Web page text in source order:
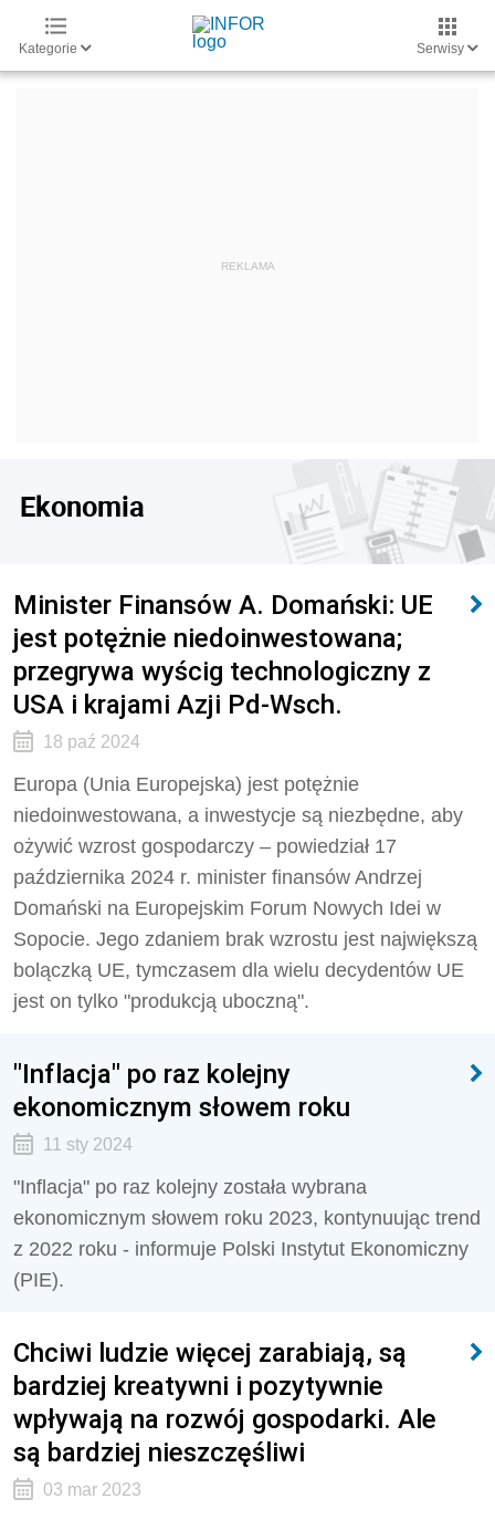
Kategorie Serwisy
Ekonomia
Minister Finansów A. Domański: UE
jest potężnie niedoinwestowana;
przegrywa wyścig technologiczny z
USA i krajami Azji Pd-Wsch.
18 paź 2024
Europa (Unia Europejska) jest potężnie
niedoinwestowana, a inwestycje są niezbędne, aby
ożywić wzrost gospodarczy – powiedział 17
października 2024 r. minister finansów Andrzej
Domański na Europejskim Forum Nowych Idei w
Sopocie. Jego zdaniem brak wzrostu jest największą
bolączką UE, tymczasem dla wielu decydentów UE
jest on tylko "produkcją uboczną".
"Inflacja" po raz kolejny
ekonomicznym słowem roku
11 sty 2024
"Inflacja" po raz kolejny została wybrana
ekonomicznym słowem roku 2023, kontynuując trend
z 2022 roku - informuje Polski Instytut Ekonomiczny
(PIE).
Chciwi ludzie więcej zarabiają, są
bardziej kreatywni i pozytywnie
wpływają na rozwój gospodarki. Ale
są bardziej nieszczęśliwi
03 mar 2023